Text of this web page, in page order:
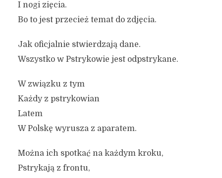
I nogi zięcia.
Bo to jest przecież temat do zdjęcia.
Jak oficjalnie stwierdzają dane.
Wszystko w Pstrykowie jest odpstrykane.
W związku z tym
Każdy z pstrykowian
Latem
W Polskę wyrusza z aparatem.
Można ich spotkać na każdym kroku,
Pstrykają z frontu,